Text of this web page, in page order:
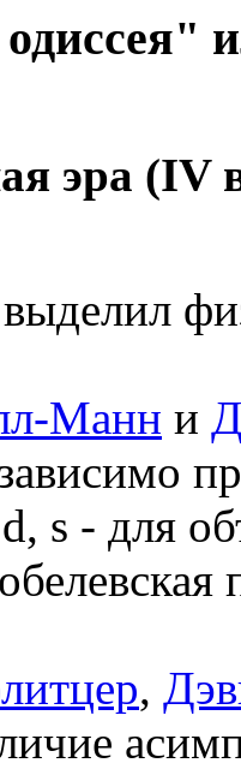
эра (IV
Манн и
s - для
,